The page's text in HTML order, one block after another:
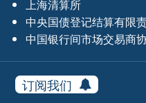
上海清算所
中央国债登记结算有限
中国银行间市场交易商
订阅我们